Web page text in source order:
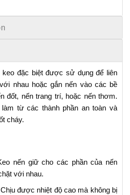
keo đặc biệt được sử dụng để liên
nhau hoặc gắn nến vào các bề
đốt, nến trang trí, hoặc nến thơm.
từ các thành phần an toàn và
cháy.
nến giữ cho các phần của nến
với nhau.
được nhiệt độ cao mà không bị